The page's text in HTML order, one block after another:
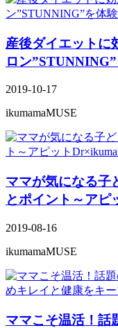
産後ダイエットに
ロン
2019-10-17
ikumamaMUSE
ママが気になる子
とポイント～アピ
2019-08-16
ikumamaMUSE
ママこそ温活！話